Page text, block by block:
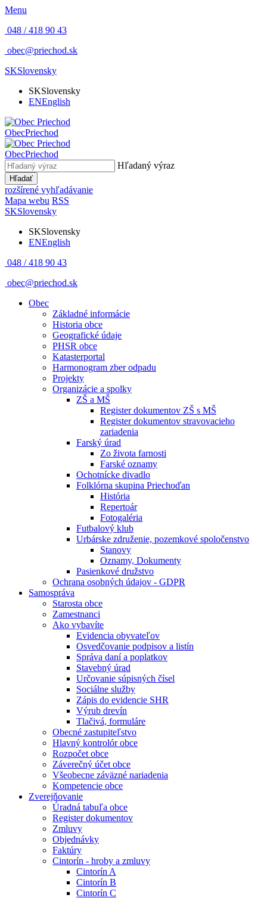
Menu
048 / 418 90 43
obec@priechod.sk
SKSlovensky
SKSlovensky
ENEnglish
ObecPriechod
ObecPriechod
Hľadaný výraz
Hľadať
rozšírené vyhľadávanie
Mapa webu RSS
SKSlovensky
SKSlovensky
ENEnglish
048 / 418 90 43
obec@priechod.sk
Obec
Základné informácie
Historia obce
Geografické údaje
PHSR obce
Katasterportal
Harmonogram zber odpadu
Projekty
Organizácie a spolky
ZŠ a MŠ
Register dokumentov ZŠ s MŠ
Register dokumentov stravovacieho
zariadenia
Farský úrad
Zo života farnosti
Farské oznamy
Ochotnícke divadlo
Folklórna skupina Priechoďan
História
Repertoár
Fotogaléria
Futbalový klub
Urbárske združenie, pozemkové spoločenstvo
Stanovy
Oznamy, Dokumenty
Pasienkové družstvo
Ochrana osobných údajov - GDPR
Samospráva
Starosta obce
Zamestnanci
Ako vybavíte
Evidencia obyvateľov
Osvedčovanie podpisov a listín
Správa daní a poplatkov
Stavebný úrad
Určovanie súpisných čísel
Sociálne služby
Zápis do evidencie SHR
Výrub drevín
Tlačivá, formuláre
Obecné zastupiteľstvo
Hlavný kontrolór obce
Rozpočet obce
Záverečný účet obce
Všeobecne záväzné nariadenia
Kompetencie obce
Zverejňovanie
Úradná tabuľa obce
Register dokumentov
Zmluvy
Objednávky
Faktúry
Cintorín - hroby a zmluvy
Cintorín A
Cintorín B
Cintorín C